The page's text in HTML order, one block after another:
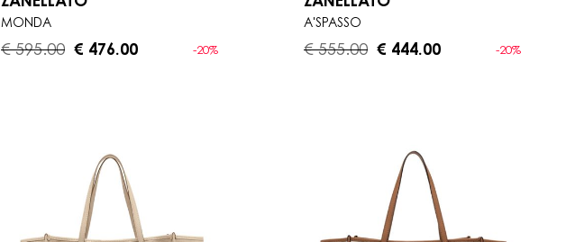
MONDÀ
€ 595.00 -20%
€ 476.00
A'SPASSO
€ 555.00 -20%
€ 444.00